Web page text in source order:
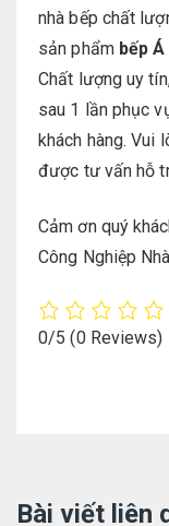
nhà bếp chất
sản phẩm bếp
Chất lượng uy
sau 1 lần phục
khách hàng. Vui
được tư vấn hỗ
Cảm ơn quý
Công Nghiệp
0/5(0 Reviews)
Bài viết liên